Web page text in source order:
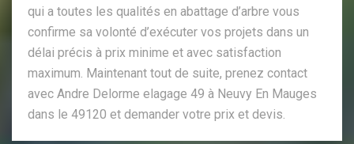
qui a toutes les qualités en abattage d’arbre vous
confirme sa volonté d’exécuter vos projets dans un
délai précis à prix minime et avec satisfaction
maximum. Maintenant tout de suite, prenez contact
avec Andre Delorme elagage 49 à Neuvy En Mauges
dans le 49120 et demander votre prix et devis.